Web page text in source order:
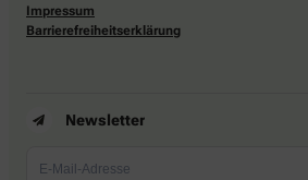
Impressum
Barrierefreiheitserklärung
Newsletter